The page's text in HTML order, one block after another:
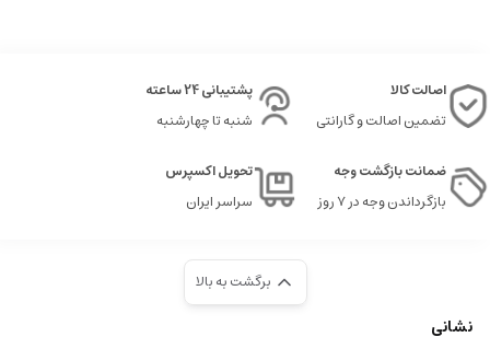
اصالت کالا
تضمین اصالت و گارانتی
پشتیبانی 24 ساعته
شنبه تا چهارشنبه
ضمانت بازگشت وجه
بازگرداندن وجه در ۷ روز
تحویل اکسپرس
سراسر ایران
برگشت به بالا
نشانی